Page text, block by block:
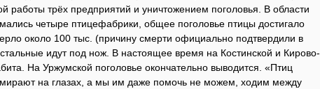
работы трёх предприятий и уничтожением поголовья. В области
четыре птицефабрики, общее поголовье птицы достигало
около 100 тыс. (причину смерти официально подтвердили в
идут под нож. В настоящее время на Костинской и Кирово-
На Уржумской поголовье окончательно выводится. «Птиц
на глазах, а мы им даже помочь не можем, ходим между